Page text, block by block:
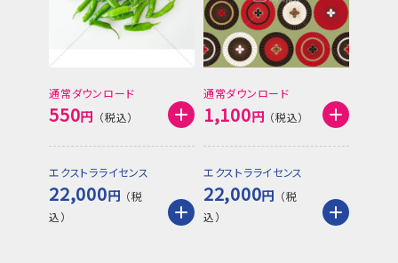
通常ダウンロード
550円
エクストラライセンス
22,000円
通常ダウンロード
1,100円
エクストラライセンス
22,000円